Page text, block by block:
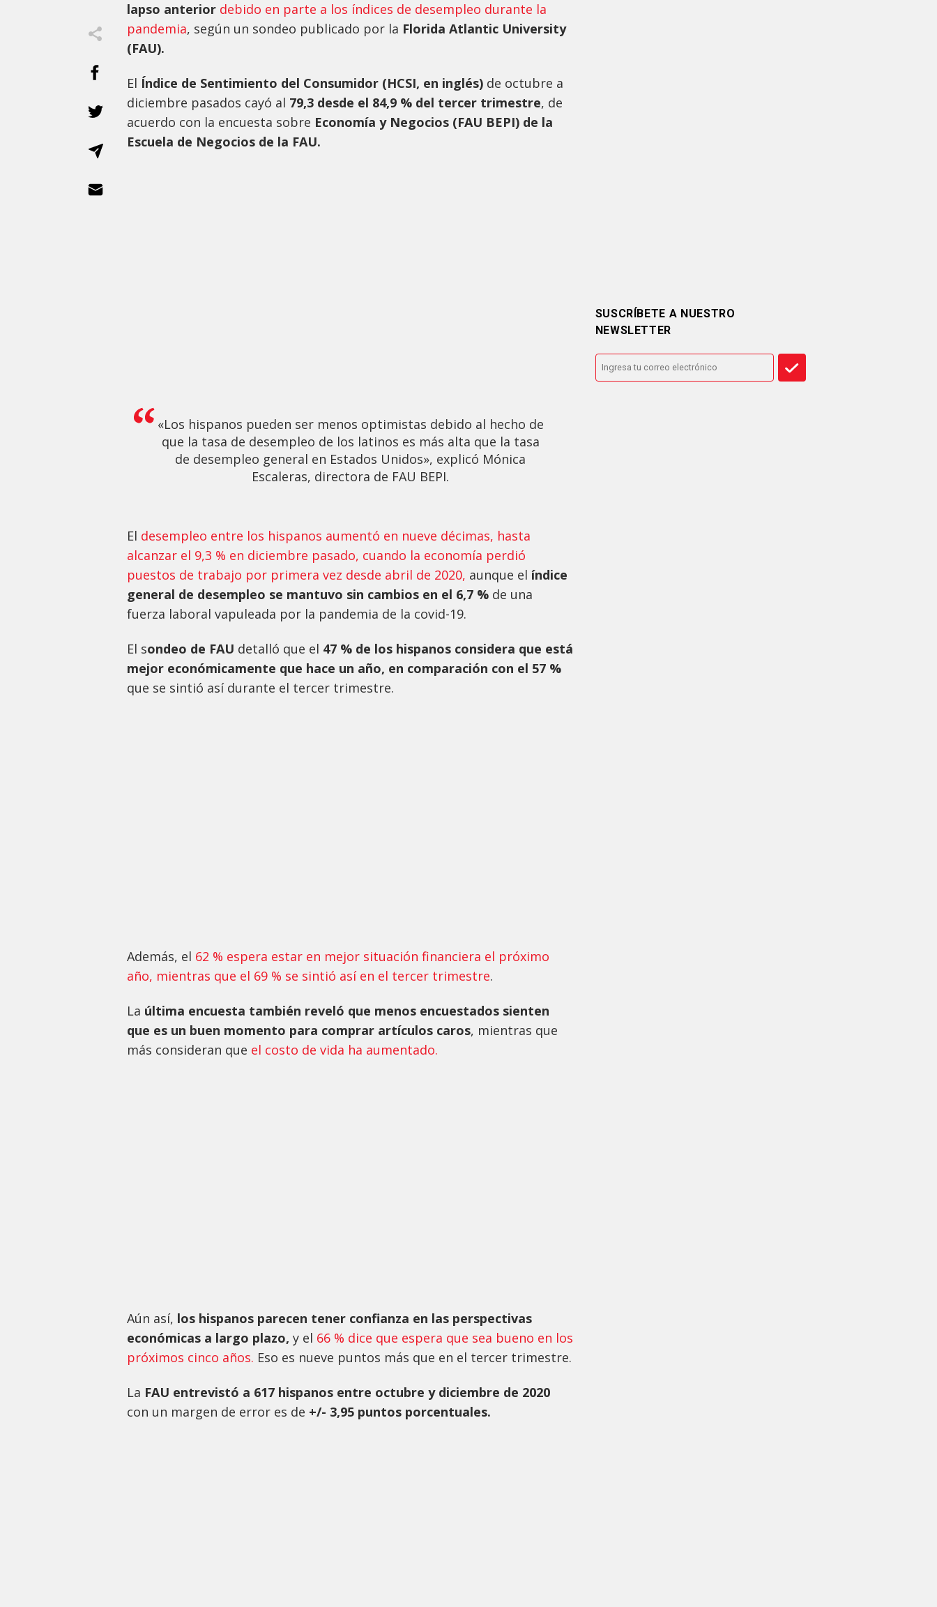
lapso anterior debido en parte a los índices de desempleo durante la
pandemia, según un sondeo publicado por la Florida Atlantic University
(FAU).
El Índice de Sentimiento del Consumidor (HCSI, en inglés) de octubre a
diciembre pasados cayó al 79,3 desde el 84,9 % del tercer trimestre, de
acuerdo con la encuesta sobre Economía y Negocios (FAU BEPI) de la
Escuela de Negocios de la FAU.
«Los hispanos pueden ser menos optimistas debido al hecho de
que la tasa de desempleo de los latinos es más alta que la tasa
de desempleo general en Estados Unidos», explicó Mónica
Escaleras, directora de FAU BEPI.
El desempleo entre los hispanos aumentó en nueve décimas, hasta
alcanzar el 9,3 % en diciembre pasado, cuando la economía perdió
puestos de trabajo por primera vez desde abril de 2020, aunque el índice
general de desempleo se mantuvo sin cambios en el 6,7 % de una
fuerza laboral vapuleada por la pandemia de la covid-19.
El sondeo de FAU detalló que el 47 % de los hispanos considera que está
mejor económicamente que hace un año, en comparación con el 57 %
que se sintió así durante el tercer trimestre.
Además, el 62 % espera estar en mejor situación financiera el próximo
año, mientras que el 69 % se sintió así en el tercer trimestre.
La última encuesta también reveló que menos encuestados sienten
que es un buen momento para comprar artículos caros, mientras que
más consideran que el costo de vida ha aumentado.
Aún así, los hispanos parecen tener confianza en las perspectivas
económicas a largo plazo, y el 66 % dice que espera que sea bueno en los
próximos cinco años. Eso es nueve puntos más que en el tercer trimestre.
La FAU entrevistó a 617 hispanos entre octubre y diciembre de 2020
con un margen de error es de +/- 3,95 puntos porcentuales.
SUSCRÍBETE A NUESTRO
NEWSLETTER